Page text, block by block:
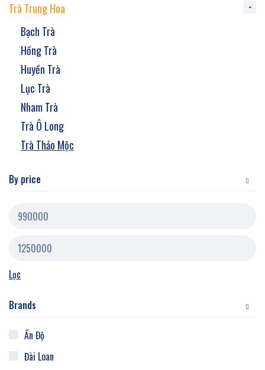
Trà Trung Hoa
Bạch Trà
Hồng Trà
Huyền Trà
Lục Trà
Nham Trà
Trà Ô Long
Trà Thảo Mộc
By price
Lọc
Brands
Ấn Độ
Đài Loan